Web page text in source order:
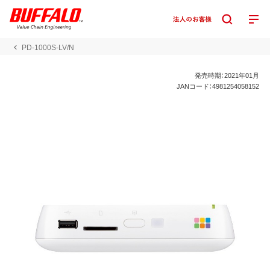
PD-1000S-LV/N
発売時期：2021年01月
JANコード：4981254058152